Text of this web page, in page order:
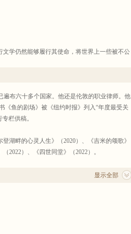
学仍然能够履行其使命，将世界上一些被不公
和神秘。
唤起充满冒险精神的读者的旅行热情……他生动
录音访谈，1000张照片。
、不见阳光的土地，使它鲜为人知、少被打
遍布六十多个国家。他还是伦敦的职业律师。他
《鱼的剧场》被《纽约时报》列入“年度最受关
栏供稿。
湖畔的心灵人生》（2020）、《吉米的颂歌》
2022）、《四世同堂》（2022）。
显示全部